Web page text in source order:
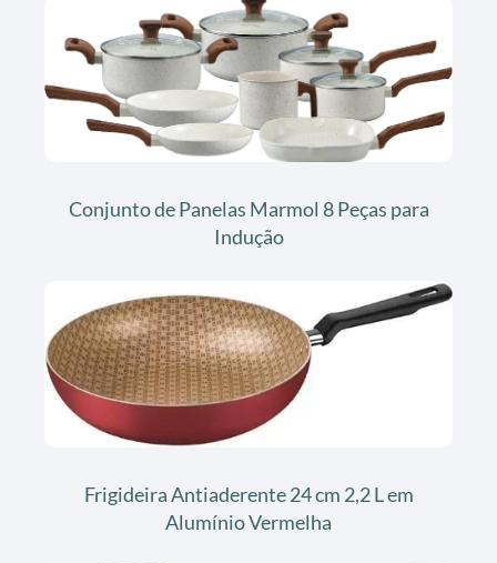
Conjunto de Panelas Marmol 8 Peças para
Indução
Frigideira Antiaderente 24 cm 2,2 L em
Alumínio Vermelha